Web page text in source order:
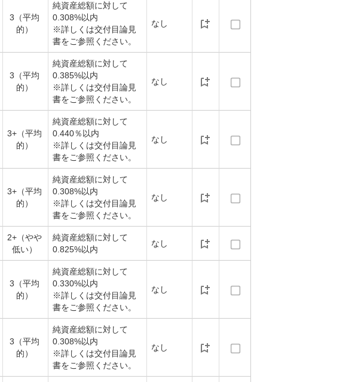
3（平均
的）
純資産総額に対して
0.308%以内
※詳しくは交付目論見
書をご参照ください。
なし
3（平均
的）
純資産総額に対して
0.385%以内
※詳しくは交付目論見
書をご参照ください。
なし
3+（平均
的）
純資産総額に対して
0.440％以内
※詳しくは交付目論見
書をご参照ください。
なし
3+（平均
的）
純資産総額に対して
0.308%以内
※詳しくは交付目論見
書をご参照ください。
なし
2+（やや
低い）
純資産総額に対して
0.825%以内
なし
3（平均
的）
純資産総額に対して
0.330%以内
※詳しくは交付目論見
書をご参照ください。
なし
3（平均
的）
純資産総額に対して
0.308%以内
※詳しくは交付目論見
書をご参照ください。
なし